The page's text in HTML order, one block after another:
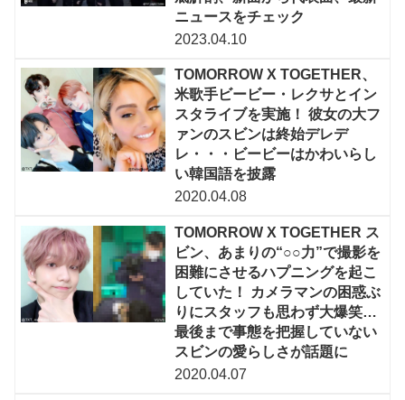
ニュースをチェック
2023.04.10
TOMORROW X TOGETHER、
米歌手ビービー・レクサとイン
スタライブを実施！ 彼女の大フ
ァンのスビンは終始デレデ
レ・・・ビービーはかわいらし
い韓国語を披露
2020.04.08
TOMORROW X TOGETHER ス
ビン、あまりの“○○力”で撮影を
困難にさせるハプニングを起こ
していた！ カメラマンの困惑ぶ
りにスタッフも思わず大爆笑…
最後まで事態を把握していない
スビンの愛らしさが話題に
2020.04.07